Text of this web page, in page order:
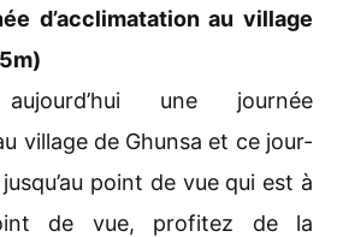
d’acclimatation au village
une journée
village de Ghunsa et ce jour-
point de vue qui est à
de vue, profitez de la